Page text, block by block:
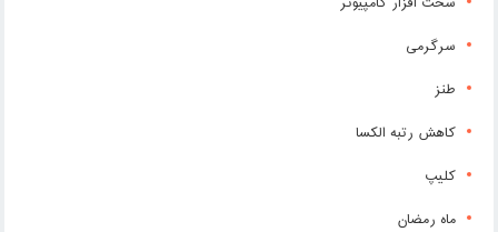
سرگرمی
طنز
کاهش رتبه الکسا
کلیپ
ماه رمضان